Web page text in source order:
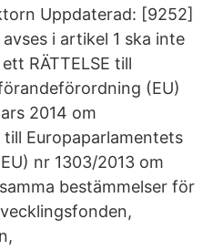
Uppdaterad: [9252]
i artikel 1 ska inte
RÄTTELSE till
(EU)
2014 om
Europaparlamentets
nr 1303/2013 om
bestämmelser för